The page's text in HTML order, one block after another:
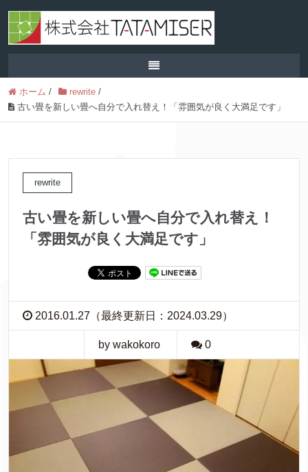
ホーム / rewrite /
古い畳を新しい畳へ自分で入れ替え！「雰囲気が良く大満足です」
rewrite
古い畳を新しい畳へ自分で入れ替え！
「雰囲気が良く大満足です」
2016.01.27（最終更新日：2024.03.29）
by wakokoro 0